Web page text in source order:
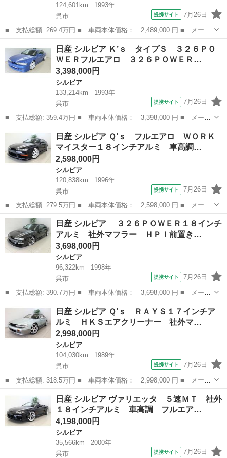
124,601km
1993年
呉市
提携サイト 7月26日
■ 支払総額: 269.4万円 ■ 車両本体価格： 2,489,000 円 ■ メーカ
ー名： 日産 ■ 車種名： シルビア ■ グレード名： Ｑ’ｓ ＷＯ
ＲＫマイスター１８インチアルミ 車高調 フルエアロ 社外ステア
リング...
シルビア
日産 シルビア Ｋ’ｓ タイプＳ ３２６ＰＯ
ＷＥＲフルエアロ ３２６ＰＯＷＥＲ…
3,398,000円
シルビア
133,214km
1993年
呉市
提携サイト 7月26日
■ 支払総額: 359.4万円 ■ 車両本体価格： 3,398,000 円 ■ メーカ
ー名： 日産 ■ 車種名： シルビア ■ グレード名： Ｋ’ｓ タイ
プＳ ３２６ＰＯＷＥＲフルエアロ ３２６ＰＯＷＥＲ１８インチア
ルミ ...
シルビア
日産 シルビア Ｑ’ｓ フルエアロ ＷＯＲＫ
マイスター１８インチアルミ 車高調…
2,598,000円
シルビア
120,838km
1996年
呉市
提携サイト 7月26日
■ 支払総額: 279.5万円 ■ 車両本体価格： 2,598,000 円 ■ メーカ
ー名： 日産 ■ 車種名： シルビア ■ グレード名： Ｑ’ｓ フル
エアロ ＷＯＲＫマイスター１８インチアルミ 車高調 ■ 排気
量： 2...
広島 呉市 シルビア
日産 シルビア ３２６ＰＯＷＥＲ１８インチ
アルミ 社外マフラー ＨＰＩ前置き…
3,698,000円
シルビア
96,322km
1998年
呉市
提携サイト 7月26日
■ 支払総額: 390.7万円 ■ 車両本体価格： 3,698,000 円 ■ メーカ
ー名： 日産 ■ 車種名： シルビア ■ グレード名： ３２６Ｐ
ＯＷＥＲ１８インチアルミ 社外マフラー ＨＰＩ前置きインターク
ーラー ...
シルビア
日産 シルビア Ｑ’ｓ ＲＡＹＳ１７インチア
ルミ ＨＫＳエアクリーナー 社外マ…
2,998,000円
シルビア
104,030km
1989年
呉市
提携サイト 7月26日
■ 支払総額: 318.5万円 ■ 車両本体価格： 2,998,000 円 ■ メーカ
ー名： 日産 ■ 車種名： シルビア ■ グレード名： Ｑ’ｓ ＲＡ
ＹＳ１７インチアルミ ＨＫＳエアクリーナー 社外マフラー 車高
調 ■...
シルビア
日産 シルビア ヴァリエッタ ５速ＭＴ 社外
１８インチアルミ 車高調 フルエア…
4,198,000円
シルビア
35,566km
2000年
呉市
提携サイト 7月26日